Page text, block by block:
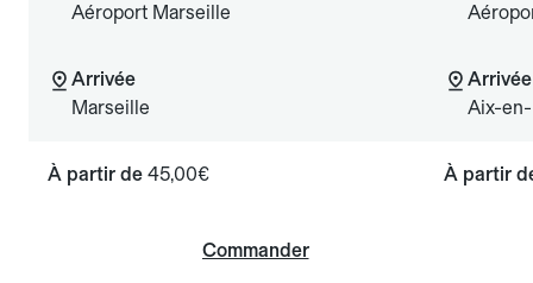
Aéroport Marseille
Arrivée
Marseille
À partir de 45,00€
Commander
Arrivée
Aix-
À partir